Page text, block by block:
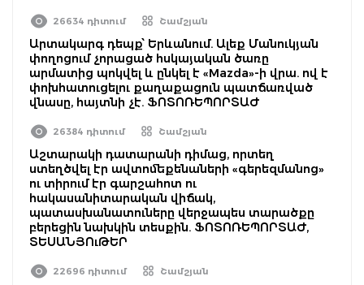
26634 դիտում Շամշյան
Արտակարգ դեպք՝ Երևանում. Ալեք Մանուկյան
փողոցում չորացած հսկայական ծառը
արմատից պոկվել և ընկել է «Mazda»-ի վրա. ով է
փոխհատուցելու քաղաքացուն պատճառված
վնասը, հայտնի չէ. ՖՈՏՈՌԵՊՈՐՏԱԺ
26384 դիտում Շամշյան
Աշտարակի դատարանի դիմաց, որտեղ
ստեղծվել էր ավտոմեքենաների «գերեզմանոց»
ու տիրում էր գարշահոտ ու
հակասանիտարական վիճակ,
պատասխանատուները վերջապես տարածքը
բերեցին նախկին տեսքին. ՖՈՏՈՌԵՊՈՐՏԱԺ,
ՏԵՍԱՆՅՈւԹԵՐ
22696 դիտում Շամշյան